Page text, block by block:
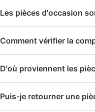
Les pièces d'occasion
Comment vérifier la
D'où proviennent les
Puis-je retourner une